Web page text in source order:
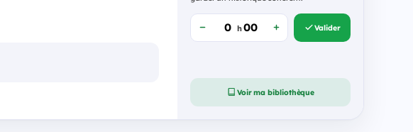
h Valider
Voir ma bibliothèque